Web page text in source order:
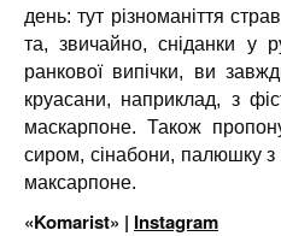
день: тут різноманіття
та, звичайно, сніданки у
ранкової випічки, ви
круасани, наприклад, з
маскарпоне. Також
сиром, сінабони, палюшку
максарпоне.
«Komarist» | Instagram